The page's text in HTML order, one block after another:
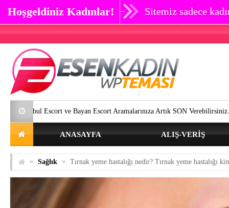
Hoşgeldiniz Kadınlar! Sitemiz sadece
Escort ve Bayan Escort Aramalarınıza Artık SON Verebilirsiniz. Göz
ANASAYFA ALIŞ-VERIŞ
» Sağlık » Tırnak yeme hastalığı nedir? Tırnak yeme hastalığı